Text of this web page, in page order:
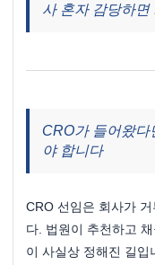
사 혼자 감당하면
CRO가 들어왔다
야 합니다
CRO 선임은 회사가
다. 법원이 추천하고